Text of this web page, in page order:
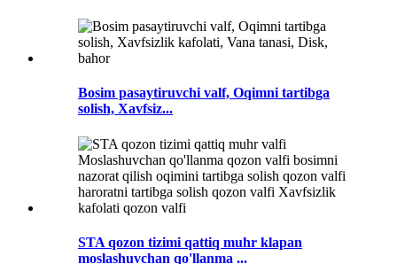
Bosim pasaytiruvchi valf, Oqimni tartibga
solish, Xavfsiz...
STA qozon tizimi qattiq muhr klapan
moslashuvchan qo'llanma ...